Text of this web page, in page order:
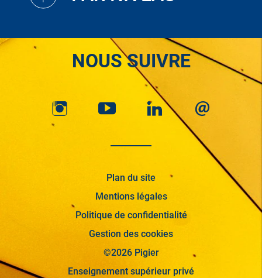
NOUS SUIVRE
Plan du site
Mentions légales
Politique de confidentialité
Gestion des cookies
©2026 Pigier
Enseignement supérieur privé